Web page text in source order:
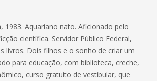
1983. Aquariano nato. Aficionado pelo
científica. Servidor Público Federal,
livros. Dois filhos e o sonho de criar um
para educação, com biblioteca, creche,
curso gratuito de vestibular, que